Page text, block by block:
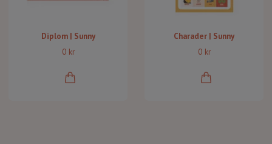
Diplom | Sunny
0 kr
Charader | Sunny
0 kr